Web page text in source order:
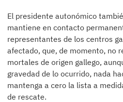
El presidente autonómico
mantiene en contacto
representantes de los centros
afectado, que, de momento, no
mortales de origen gallego,
gravedad de lo ocurrido, nada
mantenga a cero la lista a
de rescate.